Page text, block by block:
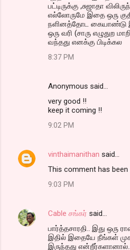
பட்டிருக்கு ,சுஜாதா
எல்லோருமே இதை ஒரு
நளினத்தோட கையாண்டு
ஒரு வரி (சாரு எழுதுற
வந்தது எனக்கு பிடிக்கல
8:37 PM
Anonymous said…
very good !!
keep it coming !!
9:02 PM
vinthaimanithan said…
This comment has been
9:03 PM
Cable சங்கர் said…
பார்த்தசாரதி.. இது ஒரு
இதில் இதையே நீங்கள்
இருந்தது